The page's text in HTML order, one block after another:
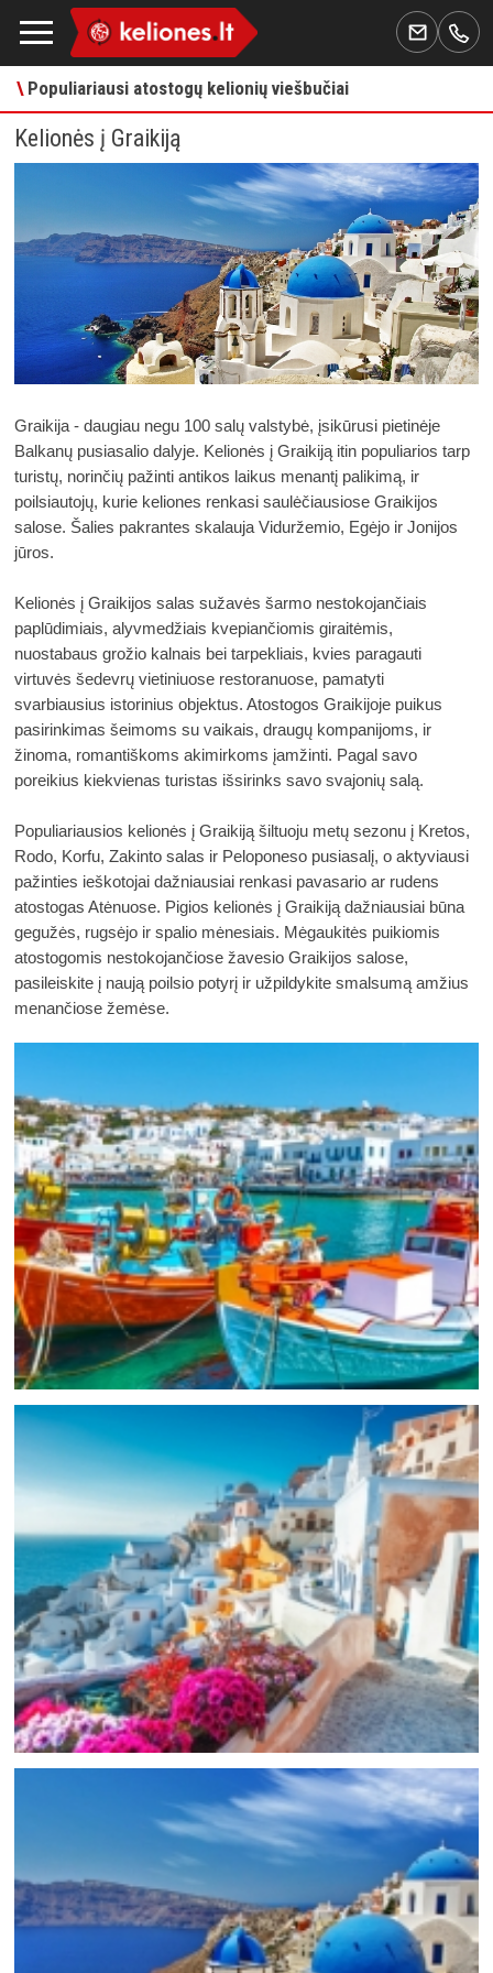
\Populiariausi atostogų kelionių viešbučiai
Kelionės į Graikiją
Graikija - daugiau negu 100 salų valstybė, įsikūrusi pietinėje
Balkanų pusiasalio dalyje. Kelionės į Graikiją itin populiarios tarp
turistų, norinčių pažinti antikos laikus menantį palikimą, ir
poilsiautojų, kurie keliones renkasi saulėčiausiose Graikijos
salose. Šalies pakrantes skalauja Viduržemio, Egėjo ir Jonijos
jūros.
Kelionės į Graikijos salas sužavės šarmo nestokojančiais
paplūdimiais, alyvmedžiais kvepiančiomis giraitėmis,
nuostabaus grožio kalnais bei tarpekliais, kvies paragauti
virtuvės šedevrų vietiniuose restoranuose, pamatyti
svarbiausius istorinius objektus. Atostogos Graikijoje puikus
pasirinkimas šeimoms su vaikais, draugų kompanijoms, ir
žinoma, romantiškoms akimirkoms įamžinti. Pagal savo
poreikius kiekvienas turistas išsirinks savo svajonių salą.
Populiariausios kelionės į Graikiją šiltuoju metų sezonu į Kretos,
Rodo, Korfu, Zakinto salas ir Peloponeso pusiasalį, o aktyviausi
pažinties ieškotojai dažniausiai renkasi pavasario ar rudens
atostogas Atėnuose. Pigios kelionės į Graikiją dažniausiai būna
gegužės, rugsėjo ir spalio mėnesiais. Mėgaukitės puikiomis
atostogomis nestokojančiose žavesio Graikijos salose,
pasileiskite į naują poilsio potyrį ir užpildykite smalsumą amžius
menančiose žemėse.